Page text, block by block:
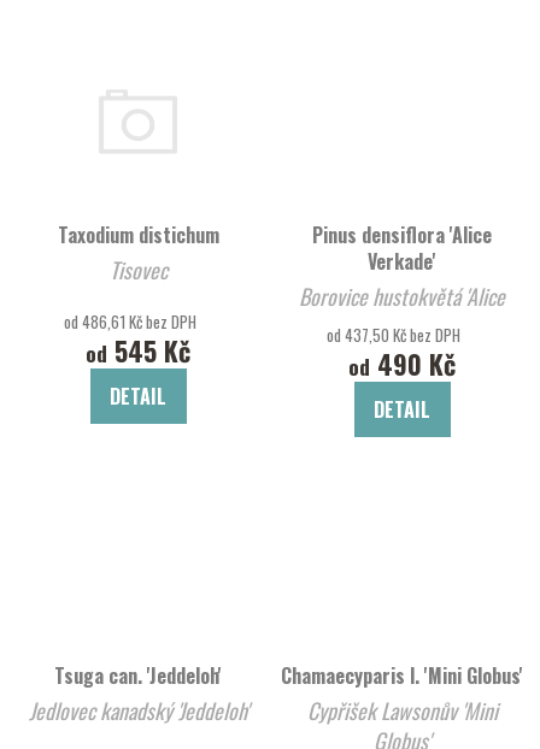
Taxodium distichum
Tisovec
od 486,61 Kč bez DPH
od 545 Kč
DETAIL
Pinus densiflora 'Alice
Verkade'
Borovice hustokvětá 'Alice
Verkade'
od 437,50 Kč bez DPH
od 490 Kč
DETAIL
Tsuga can. 'Jeddeloh'
Jedlovec kanadský 'Jeddeloh'
Chamaecyparis l. 'Mini Globus'
Cypřišek Lawsonův 'Mini
Globus'